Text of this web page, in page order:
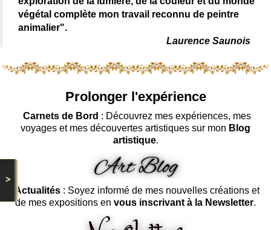
>
végétal complète mon travail reconnu de peintre
animalier".
Laurence Saunois
Prolonger l'expérience
Carnets de Bord : Découvrez mes expériences, mes
voyages et mes découvertes artistiques sur mon Blog
artistique.
Actualités : Soyez informé de mes nouvelles créations et
de mes expositions en vous inscrivant à la Newsletter.